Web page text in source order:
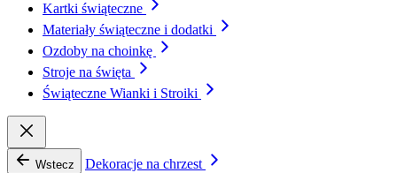
Kartki świąteczne
Materiały świąteczne i dodatki
Ozdoby na choinkę
Stroje na święta
Świąteczne Wianki i Stroiki
Wstecz Dekoracje na chrzest